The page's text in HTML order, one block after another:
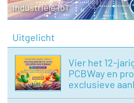
Industriële IoT
Uitgelicht
Vier het 12-
PCBWay en
exclusieve